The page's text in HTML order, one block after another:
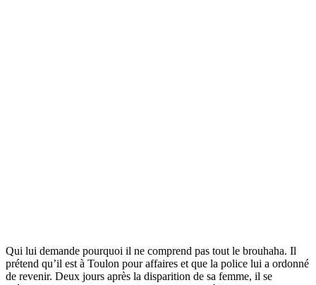
Qui lui demande pourquoi il ne comprend pas tout le brouhaha. Il
prétend qu’il est à Toulon pour affaires et que la police lui a ordonné
de revenir. Deux jours après la disparition de sa femme, il se